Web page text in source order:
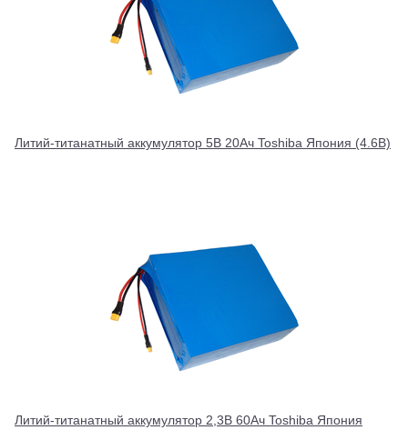
Литий-титанатный аккумулятор 5В 20Ач Toshiba Япония (4.6В)
Литий-титанатный аккумулятор 2,3В 60Ач Toshiba Япония